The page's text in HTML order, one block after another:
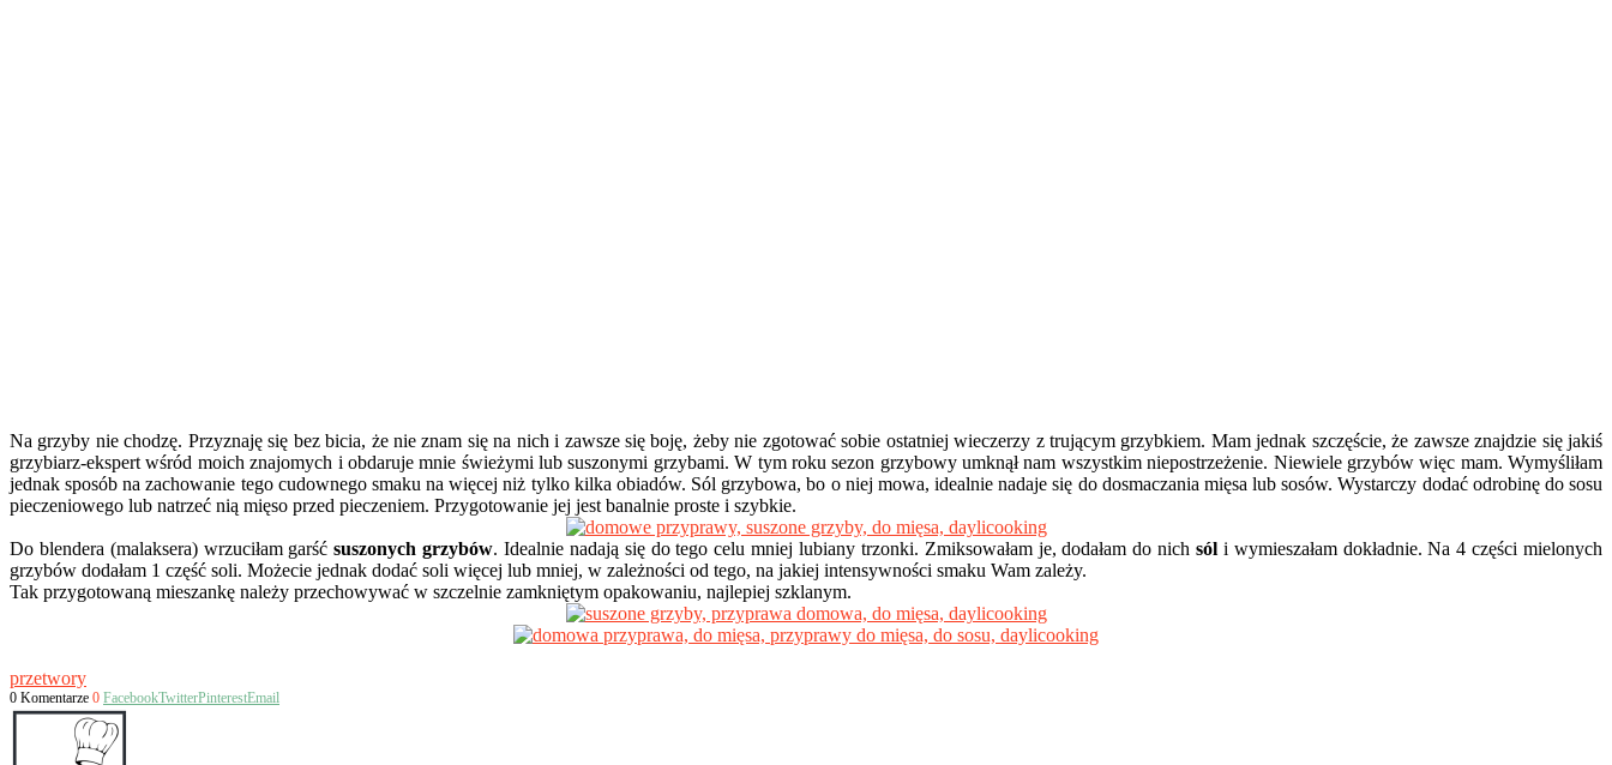
Na grzyby nie chodzę. Przyznaję się bez bicia, że nie znam się na nich i zawsze się boję, żeby nie zgotować sobie ostatniej wieczerzy z trującym grzybkiem. Mam jednak szczęście, że zawsze znajdzie się jakiś
grzybiarz-ekspert wśród moich znajomych i obdaruje mnie świeżymi lub suszonymi grzybami. W tym roku sezon grzybowy umknął nam wszystkim niepostrzeżenie. Niewiele grzybów więc mam. Wymyśliłam
jednak sposób na zachowanie tego cudownego smaku na więcej niż tylko kilka obiadów. Sól grzybowa, bo o niej mowa, idealnie nadaje się do dosmaczania mięsa lub sosów. Wystarczy dodać odrobinę do sosu
pieczeniowego lub natrzeć nią mięso przed pieczeniem. Przygotowanie jej jest banalnie proste i szybkie.
Do blendera (malaksera) wrzuciłam garśćsuszonych grzybów. Idealnie nadają się do tego celu mniej lubiany trzonki. Zmiksowałam je, dodałam do nichsól i wymieszałam dokładnie. Na 4 części mielonych
grzybów dodałam 1 część soli. Możecie jednak dodać soli więcej lub mniej, w zależności od tego, na jakiej intensywności smaku Wam zależy.
Tak przygotowaną mieszankę należy przechowywać w szczelnie zamkniętym opakowaniu, najlepiej szklanym.
przetwory
0 Komentarze 0 FacebookTwitterPinterestEmail